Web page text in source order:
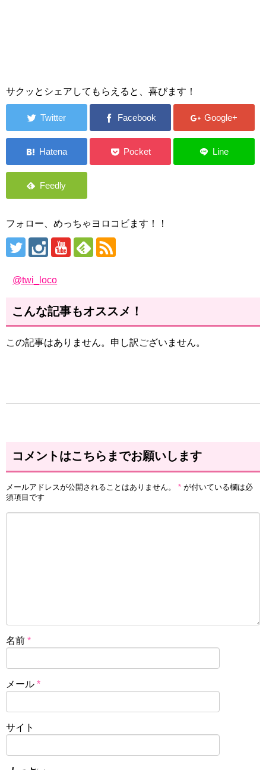
サクッとシェアしてもらえると、喜びます！
フォロー、めっちゃヨロコビます！！
@twi_loco
こんな記事もオススメ！
この記事はありません。申し訳ございません。
コメントはこちらまでお願いします
メールアドレスが公開されることはありません。 * が付いている欄は必
須項目です
名前 *
メール *
サイト